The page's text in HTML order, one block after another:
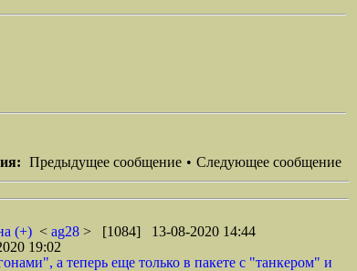
Предыдущее сообщение • Следующее сообщение
(+) < ag28 > [1084] 13-08-2020 14:44
19:02
а теперь еще только в пакете с "танкером" и